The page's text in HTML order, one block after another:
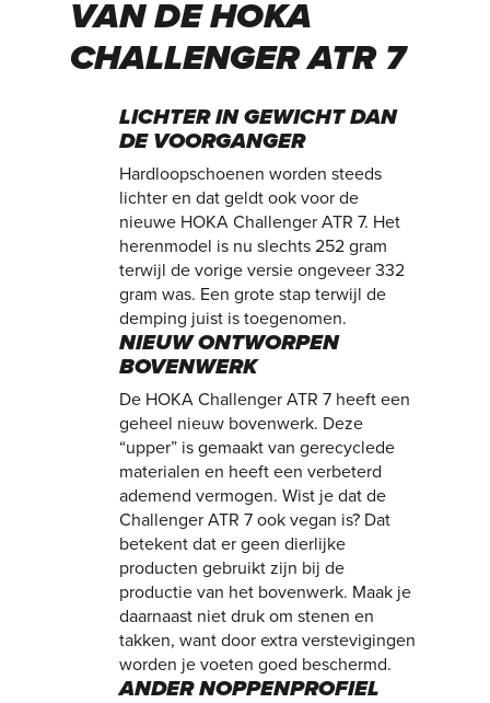
VAN DE HOKA
CHALLENGER ATR 7
LICHTER IN GEWICHT DAN
DE VOORGANGER
Hardloopschoenen worden steeds
lichter en dat geldt ook voor de
nieuwe HOKA Challenger ATR 7. Het
herenmodel is nu slechts 252 gram
terwijl de vorige versie ongeveer 332
gram was. Een grote stap terwijl de
demping juist is toegenomen.
NIEUW ONTWORPEN
BOVENWERK
De HOKA Challenger ATR 7 heeft een
geheel nieuw bovenwerk. Deze
“upper” is gemaakt van gerecyclede
materialen en heeft een verbeterd
ademend vermogen. Wist je dat de
Challenger ATR 7 ook vegan is? Dat
betekent dat er geen dierlijke
producten gebruikt zijn bij de
productie van het bovenwerk. Maak je
daarnaast niet druk om stenen en
takken, want door extra verstevigingen
worden je voeten goed beschermd.
ANDER NOPPENPROFIEL